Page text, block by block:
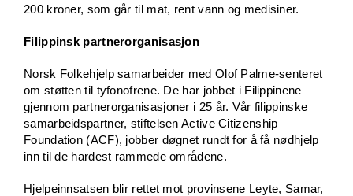
200 kroner, som går til mat, rent vann og medisiner.
Filippinsk partnerorganisasjon
Norsk Folkehjelp samarbeider med Olof Palme-senteret
om støtten til tyfonofrene. De har jobbet i Filippinene
gjennom partnerorganisasjoner i 25 år. Vår filippinske
samarbeidspartner, stiftelsen Active Citizenship
Foundation (ACF), jobber døgnet rundt for å få nødhjelp
inn til de hardest rammede områdene.
Hjelpeinnsatsen blir rettet mot provinsene Leyte, Samar,